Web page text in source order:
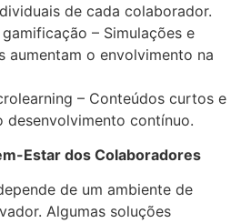
de cada colaborador.
– Simulações e
aumentam o envolvimento na
– Conteúdos curtos e
contínuo.
Estar dos Colaboradores
de um ambiente de
Algumas soluções